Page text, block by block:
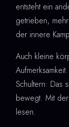
entsteht ein
getrieben,
der innere
Auch kleine
Schultern: Das
bewegt. Mit
lesen.